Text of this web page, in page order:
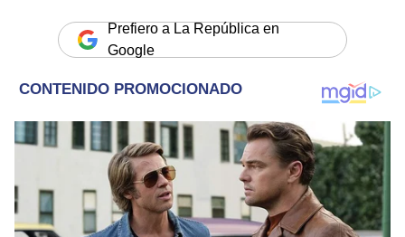
Prefiero a La República en
Google